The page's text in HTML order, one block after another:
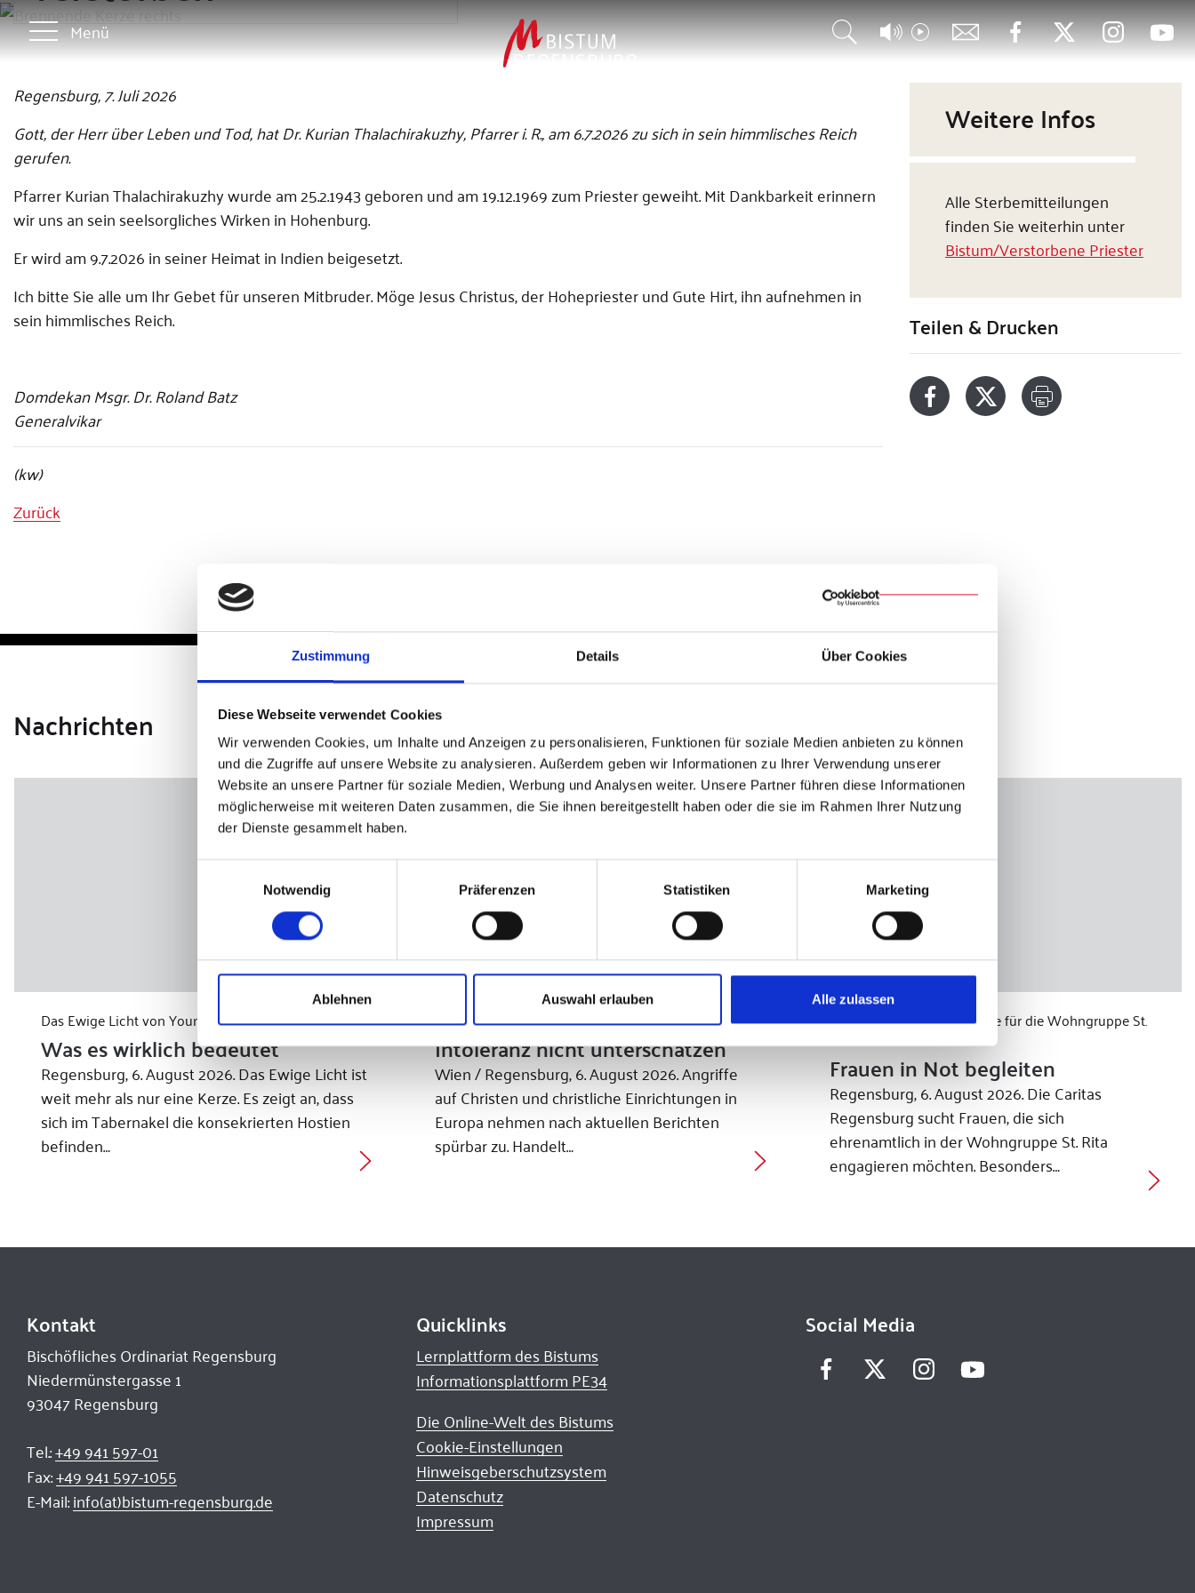
Zustimmung Details Über Cookies
Diese Webseite verwendet Cookies
Wir verwenden Cookies, um Inhalte und Anzeigen zu personalisieren, Funktionen für soziale Medien anbieten zu können
und die Zugriffe auf unsere Website zu analysieren. Außerdem geben wir Informationen zu Ihrer Verwendung unserer
Website an unsere Partner für soziale Medien, Werbung und Analysen weiter. Unsere Partner führen diese Informationen
möglicherweise mit weiteren Daten zusammen, die Sie ihnen bereitgestellt haben oder die sie im Rahmen Ihrer Nutzung
der Dienste gesammelt haben.
Notwendig
Präferenzen Statistiken Marketing
Ablehnen Auswahl erlauben Alle zulassen
Menü
Regensburg, 7. Juli 2026
Gott, der Herr über Leben und Tod, hat Dr. Kurian Thalachirakuzhy, Pfarrer i. R., am 6.7.2026 zu sich in sein himmlisches Reich
gerufen.
Pfarrer Kurian Thalachirakuzhy wurde am 25.2.1943 geboren und am 19.12.1969 zum Priester geweiht. Mit Dankbarkeit erinnern
wir uns an sein seelsorgliches Wirken in Hohenburg.
Er wird am 9.7.2026 in seiner Heimat in Indien beigesetzt.
Ich bitte Sie alle um Ihr Gebet für unseren Mitbruder. Möge Jesus Christus, der Hohepriester und Gute Hirt, ihn aufnehmen in
sein himmlisches Reich.
Domdekan Msgr. Dr. Roland Batz
Generalvikar
(kw)
Weitere Infos
Alle Sterbemitteilungen
finden Sie weiterhin unter
Bistum/Verstorbene Priester
Teilen & Drucken
Zurück
Nachrichten
Das Ewige Licht von Young Faith erklärt
Was es wirklich bedeutet
Regensburg, 6. August 2026. Das Ewige Licht ist
weit mehr als nur eine Kerze. Es zeigt an, dass
sich im Tabernakel die konsekrierten Hostien
befinden…
Christenfeindlichkeit in Europa wächst rasant
Intoleranz nicht unterschätzen
Wien / Regensburg, 6. August 2026. Angriffe
auf Christen und christliche Einrichtungen in
Europa nehmen nach aktuellen Berichten
spürbar zu. Handelt…
Caritas sucht Ehrenamtliche für die Wohngruppe St.
Frauen in Not begleiten
Regensburg, 6. August 2026. Die Caritas
Regensburg sucht Frauen, die sich
ehrenamtlich in der Wohngruppe St. Rita
engagieren möchten. Besonders…
Kontakt
Bischöfliches Ordinariat Regensburg
Niedermünstergasse 1
93047 Regensburg
Tel.:+49 941 597-01
Fax:+49 941 597-1055
E-Mail:info(at)bistum-regensburg.de
Quicklinks
Lernplattform des Bistums
Informationsplattform PE34
Die Online-Welt des Bistums
Cookie-Einstellungen
Hinweisgeberschutzsystem
Datenschutz
Impressum
Social Media